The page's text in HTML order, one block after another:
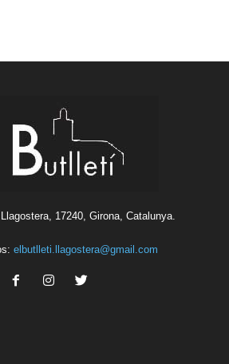
17240, Girona, Catalunya.
elbutlleti.llagostera@gmail.com